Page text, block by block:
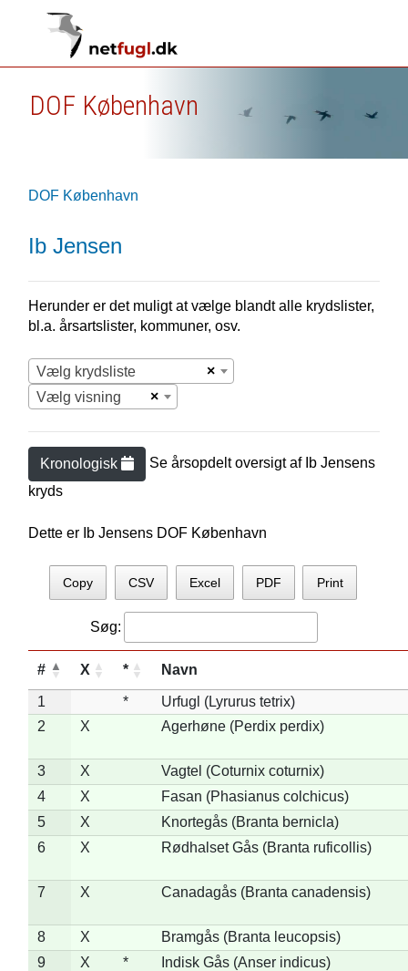
DOF København
DOF København
Ib Jensen
Herunder er det muligt at vælge blandt alle krydslister,
bl.a. årsartslister, kommuner, osv.
×
Vælg krydsliste
×
Vælg visning
Kronologisk Se årsopdelt oversigt af Ib Jensens
kryds
Dette er Ib Jensens DOF København
Copy CSV Excel PDF Print
Søg:
# X * Navn
1 *
Urfugl (Lyrurus tetrix)
2
X Agerhøne (Perdix perdix)
3 X
Vagtel (Coturnix coturnix)
4
X
Fasan (Phasianus colchicus)
5
X
Knortegås (Branta bernicla)
6
X Rødhalset Gås (Branta ruficollis)
7 X Canadagås (Branta canadensis)
8 X
Bramgås (Branta leucopsis)
9
X * Indisk Gås (Anser indicus)